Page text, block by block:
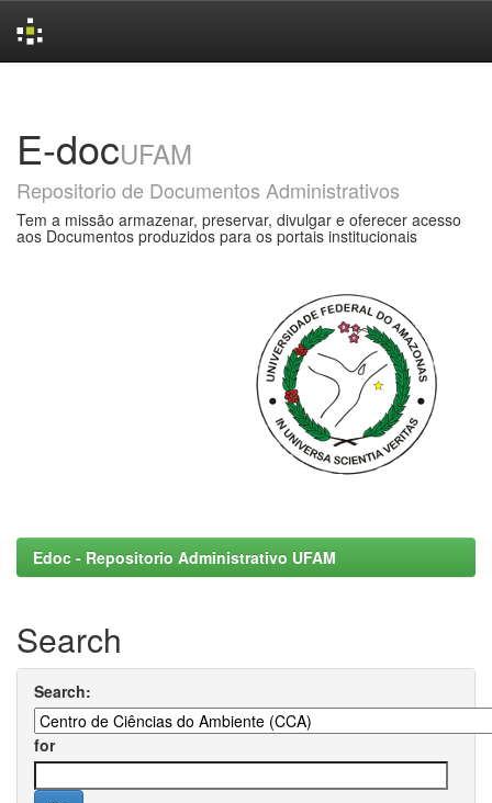
E-docUFAM
Repositorio de Documentos Administrativos
Tem a missão armazenar, preservar, divulgar e oferecer acesso
aos Documentos produzidos para os portais institucionais
Edoc - Repositorio Administrativo UFAM
Search
Search:
for